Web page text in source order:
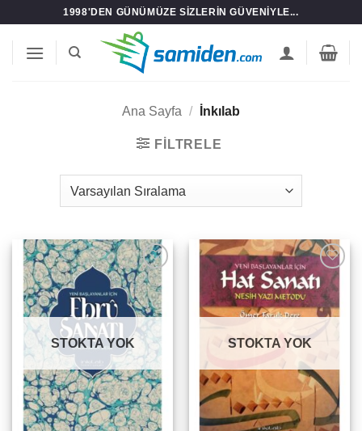
1998'DEN GÜNÜMÜZE SIZLERIN GÜVENIYLE...
Ana Sayfa / İnkılab
FILTRELE
Add to
wishlist
STOKTA YOK
Add to
wishlist
STOKTA YOK